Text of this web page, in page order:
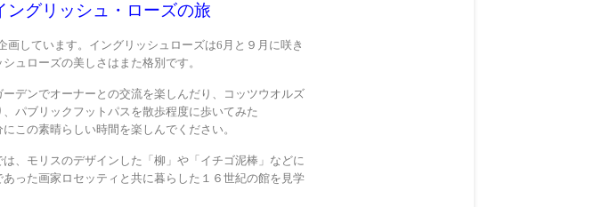
グリッシュ・ローズの旅
しています。イングリッシュローズは6月と９月に咲き
ュローズの美しさはまた格別です。
デンでオーナーとの交流を楽しんだり、コッツウオルズ
パブリックフットパスを散歩程度に歩いてみた
この素晴らしい時間を楽しんでください。
、モリスのデザインした「柳」や「イチゴ泥棒」などに
った画家ロセッティと共に暮らした１６世紀の館を見学